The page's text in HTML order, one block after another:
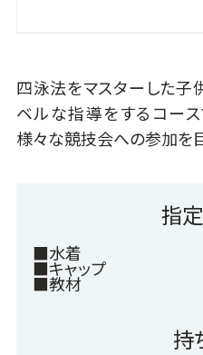
四泳法をマスターした子
ベルな指導をするコース
様々な競技会への参加を
指
■水着
■キャップ
■教材
持